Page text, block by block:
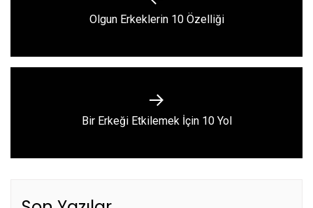
Previous
Olgun Erkeklerin 10 Özelliği
Next
Bir Erkeği Etkilemek İçin 10 Yol